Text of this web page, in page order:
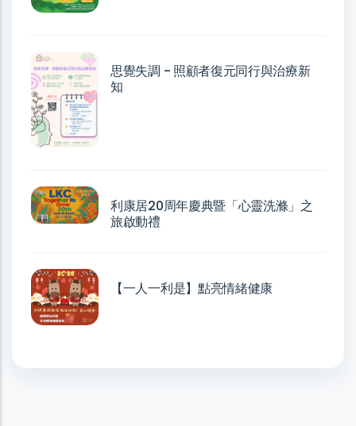
思覺失調 - 照顧者復元同行與治療新
知
利康居20周年慶典暨「心靈洗滌」之
旅啟動禮
【一人一利是】點亮情緒健康